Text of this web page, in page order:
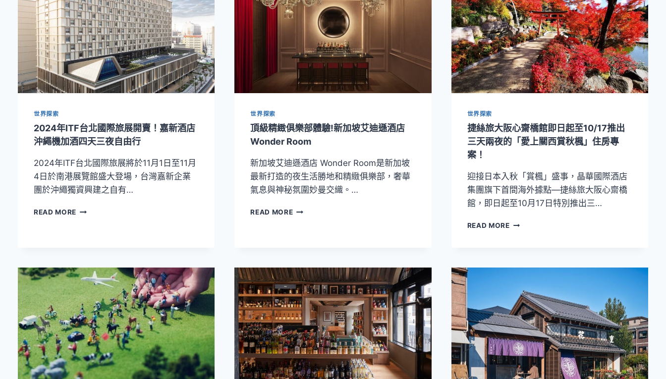
世界探索
2024年ITF台北國際旅展開賣！嘉新酒店
沖繩機加酒四天三夜自由行
2024年ITF台北國際旅展將於11月1日至11月
4日於南港展覽館盛大登場，台灣嘉新企業
團於沖繩獨資興建之自有…
READ MORE 2024
際
旅
展
開
賣！
嘉
新
酒
店
沖
繩
世界探索
頂級精緻俱樂部體驗!新加坡艾迪遜酒店
Wonder Room
新加坡艾迪遜酒店 Wonder Room是新加坡
最新打造的夜生活勝地和精緻俱樂部，奢華
氣息與神秘氛圍妙曼交織。…
READ MORE頂
部
體
驗!
新
加
坡
艾
迪
遜
酒
店
世界探索
捷絲旅大阪心齋橋館即日起至10/17推出
三天兩夜的「愛上關西賞秋楓」住房專
案！
迎接日本入秋「賞楓」盛事，晶華國際酒店
集團旗下首間海外據點—捷絲旅大阪心齋橋
館，即日起至10月17日特別推出三…
READ MORE捷
館
即
日
起
至
10/17
推